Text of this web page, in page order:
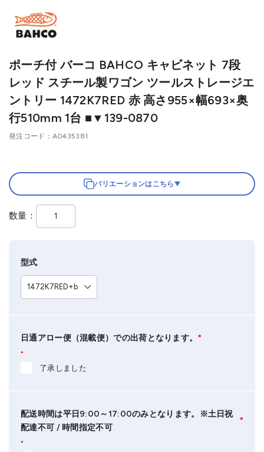
ポーチ付 バーコ BAHCO キャビネット 7段
レッド スチール製ワゴン ツールストレージエ
ントリー 1472K7RED 赤 高さ955×幅693×奥
行510mm 1台 ■▼139-0870
発注コード A0435381
バリエーションはこちら
数量
型式
日通アロー便（混載便）での出荷となります。 *
*
了承しました
配送時間は平日9:00～17:00のみとなります。※土日祝
配達不可 / 時間指定不可
*
*